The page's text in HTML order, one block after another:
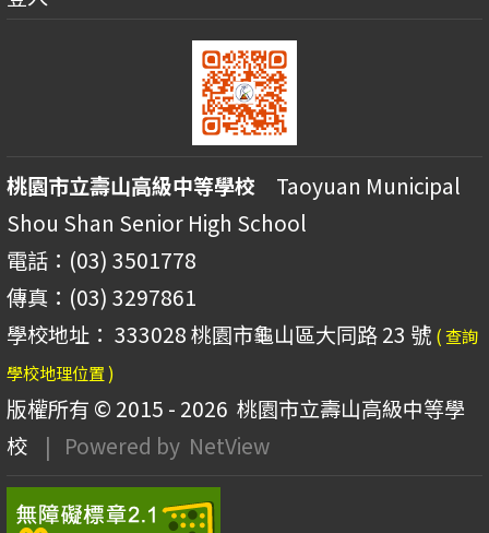
桃園市立壽山高級中等學校 Taoyuan Municipal
Shou Shan Senior High School
電話：(03) 3501778
傳真：(03) 3297861
學校地址： 333028 桃園市龜山區大同路 23 號 ( 查詢
學校地理位置 )
版權所有 © 2015 - 2026 桃園市立壽山高級中等學
校
| Powered by NetView